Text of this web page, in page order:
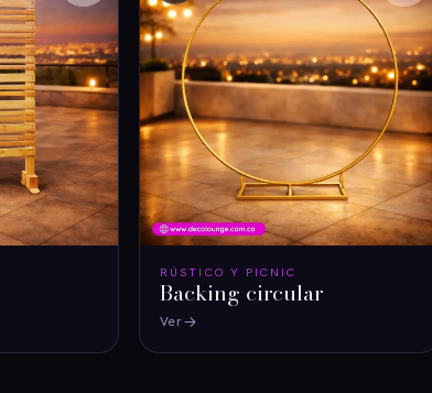
RÚSTICO Y PICNIC
Backing circular
Ver